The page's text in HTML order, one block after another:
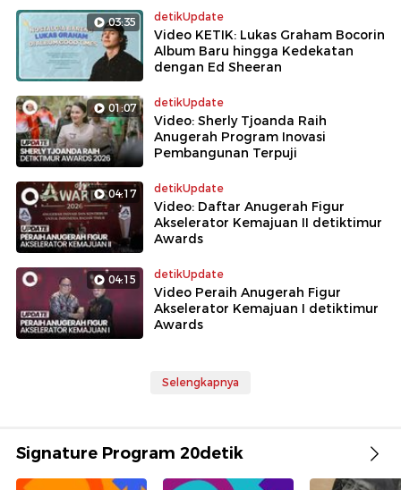
03:35 detikUpdate
Video KETIK: Lukas Graham Bocorin
Album Baru hingga Kedekatan
dengan Ed Sheeran
01:07 detikUpdate
Video: Sherly Tjoanda Raih
Anugerah Program Inovasi
Pembangunan Terpuji
04:17 detikUpdate
Video: Daftar Anugerah Figur
Akselerator Kemajuan II detiktimur
Awards
04:15 detikUpdate
Video Peraih Anugerah Figur
Akselerator Kemajuan I detiktimur
Awards
Selengkapnya
Signature Program 20detik